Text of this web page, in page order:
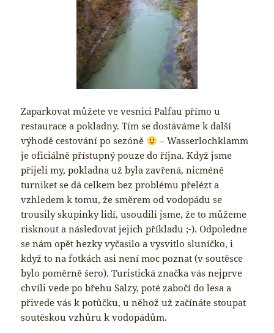
Zaparkovat můžete ve vesnici Palfau přímo u
restaurace a pokladny. Tím se dostáváme k další
výhodě cestování po sezóně
– Wasserlochklamm
je oficiálně přístupný pouze do října. Když jsme
přijeli my, pokladna už byla zavřená, nicméně
turniket se dá celkem bez problému přelézt a
vzhledem k tomu, že směrem od vodopádu se
trousily skupinky lidí, usoudili jsme, že to můžeme
risknout a následovat jejich příkladu ;-). Odpoledne
se nám opět hezky vyčasilo a vysvitlo sluníčko, i
když to na fotkách asi není moc poznat (v soutěsce
bylo poměrně šero). Turistická značka vás nejprve
chvíli vede po břehu Salzy, poté zabočí do lesa a
přivede vás k potůčku, u něhož už začínáte stoupat
soutěskou vzhůru k vodopádům.